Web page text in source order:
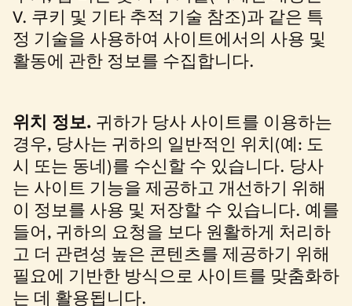
V. 쿠키 및 기타 추적 기술 참조)과 같은 특
정 기술을 사용하여 사이트에서의 사용 및
활동에 관한 정보를 수집합니다.
위치 정보. 귀하가 당사 사이트를 이용하는
경우, 당사는 귀하의 일반적인 위치(예: 도
시 또는 동네)를 수신할 수 있습니다. 당사
는 사이트 기능을 제공하고 개선하기 위해
이 정보를 사용 및 저장할 수 있습니다. 예를
들어, 귀하의 요청을 보다 원활하게 처리하
고 더 관련성 높은 콘텐츠를 제공하기 위해
필요에 기반한 방식으로 사이트를 맞춤화하
는 데 활용됩니다.